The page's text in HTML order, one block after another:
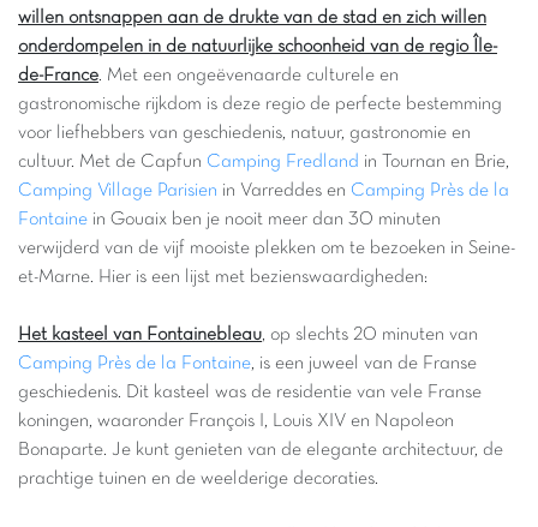
willen ontsnappen aan de drukte van de stad en zich willen
onderdompelen in de natuurlijke schoonheid van de regio Île-
de-France. Met een ongeëvenaarde culturele en
gastronomische rijkdom is deze regio de perfecte bestemming
voor liefhebbers van geschiedenis, natuur, gastronomie en
cultuur. Met de Capfun Camping Fredland in Tournan en Brie,
Camping Village Parisien in Varreddes en Camping Près de la
Fontaine in Gouaix ben je nooit meer dan 30 minuten
verwijderd van de vijf mooiste plekken om te bezoeken in Seine-
et-Marne. Hier is een lijst met bezienswaardigheden:
Het kasteel van Fontainebleau, op slechts 20 minuten van
Camping Près de la Fontaine, is een juweel van de Franse
geschiedenis. Dit kasteel was de residentie van vele Franse
koningen, waaronder François I, Louis XIV en Napoleon
Bonaparte. Je kunt genieten van de elegante architectuur, de
prachtige tuinen en de weelderige decoraties.